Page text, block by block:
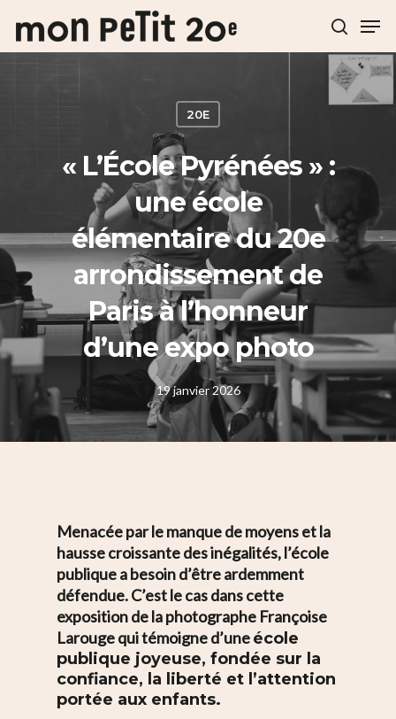
Hit enter to search or ESC to close
20E
« L’École Pyrénées » :
une école
élémentaire du 20e
arrondissement de
Paris à l’honneur
d’une expo photo
19 janvier 2026
Menacée par le manque de moyens et la
hausse croissante des inégalités, l’école
publique a besoin d’être ardemment
défendue. C’est le cas dans cette
exposition de la photographe Françoise
Larouge qui témoigne d’uneécole
publique joyeuse, fondée sur la
confiance, la liberté et l’attention
portée aux enfants.